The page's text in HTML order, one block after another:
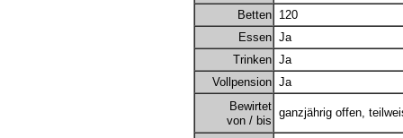
Betten 120
Essen Ja
Trinken Ja
Vollpension Ja
Bewirtet
von / bis
ganzjährig offen,